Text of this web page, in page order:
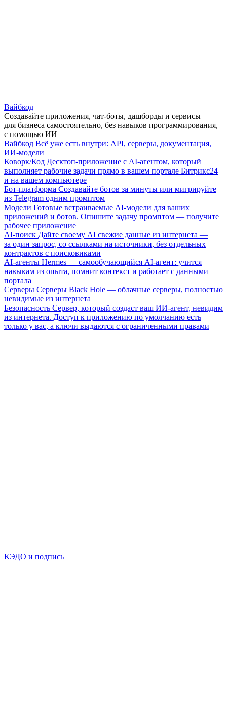
Вайбкод
Создавайте приложения, чат-боты, дашборды и сервисы
для бизнеса самостоятельно, без навыков программирования,
с помощью ИИ
Вайбкод Всё уже есть внутри: API, серверы, документация,
ИИ-модели
Коворк/Код Десктоп-приложение с AI-агентом, который
выполняет рабочие задачи прямо в вашем портале Битрикс24
и на вашем компьютере
Бот-платформа Создавайте ботов за минуты или мигрируйте
из Telegram одним промптом
Модели Готовые встраиваемые AI-модели для ваших
приложений и ботов. Опишите задачу промптом — получите
рабочее приложение
AI-поиск Дайте своему AI свежие данные из интернета —
за один запрос, со ссылками на источники, без отдельных
контрактов с поисковиками
AI-агенты Hermes — самообучающийся AI-агент: учится
навыкам из опыта, помнит контекст и работает с данными
портала
Серверы Серверы Black Hole — облачные серверы, полностью
невидимые из интернета
Безопасность Сервер, который создаст ваш ИИ-агент, невидим
из интернета. Доступ к приложению по умолчанию есть
только у вас, а ключи выдаются с ограниченными правами
КЭДО и подпись